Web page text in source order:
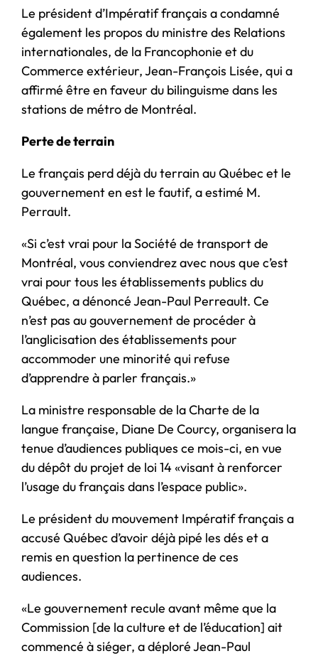
Le président d’Impératif français a condamné
également les propos du ministre des Relations
internationales, de la Francophonie et du
Commerce extérieur, Jean-François Lisée, qui a
affirmé être en faveur du bilinguisme dans les
stations de métro de Montréal.
Perte de terrain
Le français perd déjà du terrain au Québec et le
gouvernement en est le fautif, a estimé M.
Perrault.
«Si c’est vrai pour la Société de transport de
Montréal, vous conviendrez avec nous que c’est
vrai pour tous les établissements publics du
Québec, a dénoncé Jean-Paul Perreault. Ce
n’est pas au gouvernement de procéder à
l’anglicisation des établissements pour
accommoder une minorité qui refuse
d’apprendre à parler français.»
La ministre responsable de la Charte de la
langue française, Diane De Courcy, organisera la
tenue d’audiences publiques ce mois-ci, en vue
du dépôt du projet de loi 14 «visant à renforcer
l’usage du français dans l’espace public».
Le président du mouvement Impératif français a
accusé Québec d’avoir déjà pipé les dés et a
remis en question la pertinence de ces
audiences.
«Le gouvernement recule avant même que la
Commission [de la culture et de l’éducation] ait
commencé à siéger, a déploré Jean-Paul